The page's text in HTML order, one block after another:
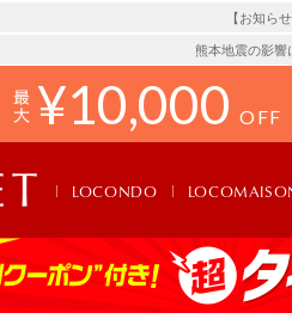
【お知ら
熊本地震の影響
¥10,000 OFF
LOCONDO